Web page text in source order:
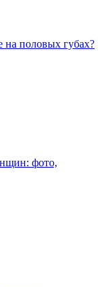
на половых губах?
фото,